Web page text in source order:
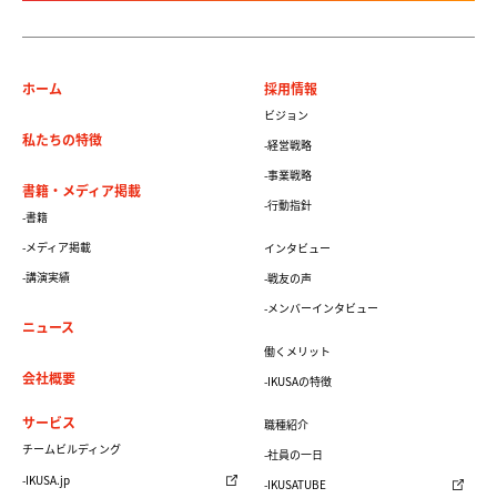
ホーム
私たちの特徴
書籍・メディア掲載
-書籍
-メディア掲載
-講演実績
ニュース
会社概要
サービス
チームビルディング
-IKUSA.jp
採用情報
ビジョン
-経営戦略
-事業戦略
-行動指針
インタビュー
-戦友の声
-メンバーインタビュー
働くメリット
-IKUSAの特徴
職種紹介
-社員の一日
-IKUSATUBE